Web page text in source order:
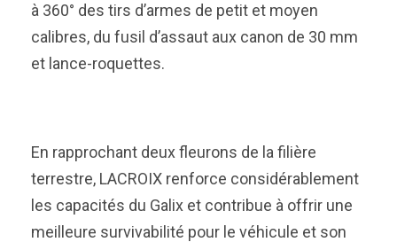
à 360° des tirs d’armes de petit et moyen
calibres, du fusil d’assaut aux canon de 30 mm
et lance-roquettes.
En rapprochant deux fleurons de la filière
terrestre, LACROIX renforce considérablement
les capacités du Galix et contribue à offrir une
meilleure survivabilité pour le véhicule et son